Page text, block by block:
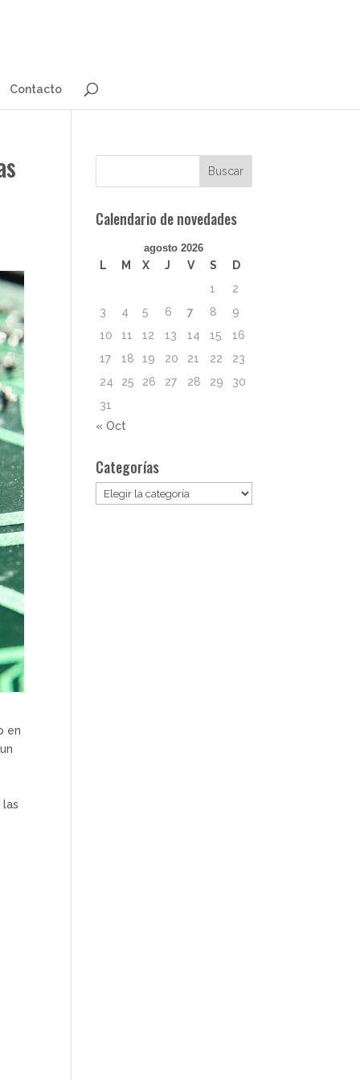
Contacto
en
Calendario de novedades
agosto 2026
L M X J V S
D
1
2
3
4 5 6 7 8
9
10
11 12 13 14 15
16
17
18 19 20 21 22
23
24
25 26 27 28 29
30
31
« Oct
Categorías
Categorías